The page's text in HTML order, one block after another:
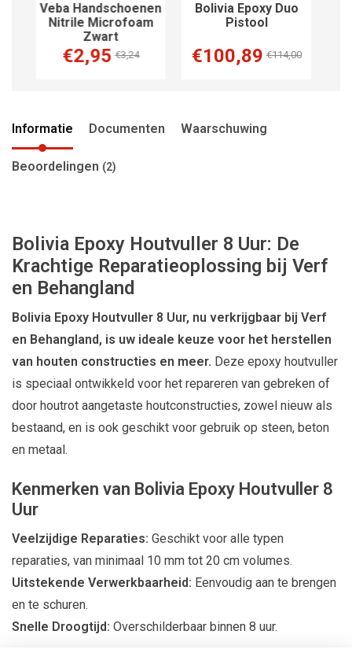
Veba Handschoenen
Nitrile Microfoam
Zwart
€2,95 €3,24
Bolivia Epoxy Duo
Pistool
€100,89 €114,00
Informatie Documenten Waarschuwing
Beoordelingen (2)
Bolivia Epoxy Houtvuller 8 Uur: De
Krachtige Reparatieoplossing bij Verf
en Behangland
Bolivia Epoxy Houtvuller 8 Uur, nu verkrijgbaar bij Verf
en Behangland, is uw ideale keuze voor het herstellen
van houten constructies en meer. Deze epoxy houtvuller
is speciaal ontwikkeld voor het repareren van gebreken of
door houtrot aangetaste houtconstructies, zowel nieuw als
bestaand, en is ook geschikt voor gebruik op steen, beton
en metaal.
Kenmerken van Bolivia Epoxy Houtvuller 8
Uur
Veelzijdige Reparaties: Geschikt voor alle typen
reparaties, van minimaal 10 mm tot 20 cm volumes.
Uitstekende Verwerkbaarheid: Eenvoudig aan te brengen
en te schuren.
Snelle Droogtijd: Overschilderbaar binnen 8 uur.